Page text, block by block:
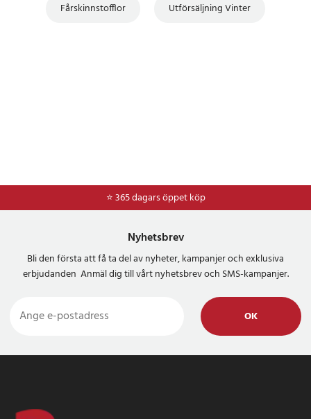
Fårskinnstofflor Utförsäljning Vinter
⭐ 365 dagars öppet köp
⭐Frakt 49kr *
Nyhetsbrev
Bli den första att få ta del av nyheter, kampanjer och exklusiva
erbjudanden Anmäl dig till vårt nyhetsbrev och SMS-kampanjer.
OK